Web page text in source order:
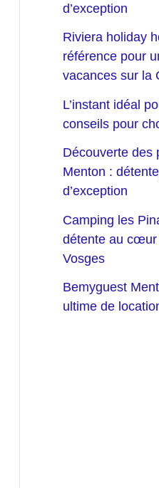
d’exception
Riviera holiday
référence pour
vacances sur la
L’instant idéal
conseils pour
Découverte des
Menton :
d’exception
Camping les
détente au cœur
Vosges
Bemyguest
ultime de